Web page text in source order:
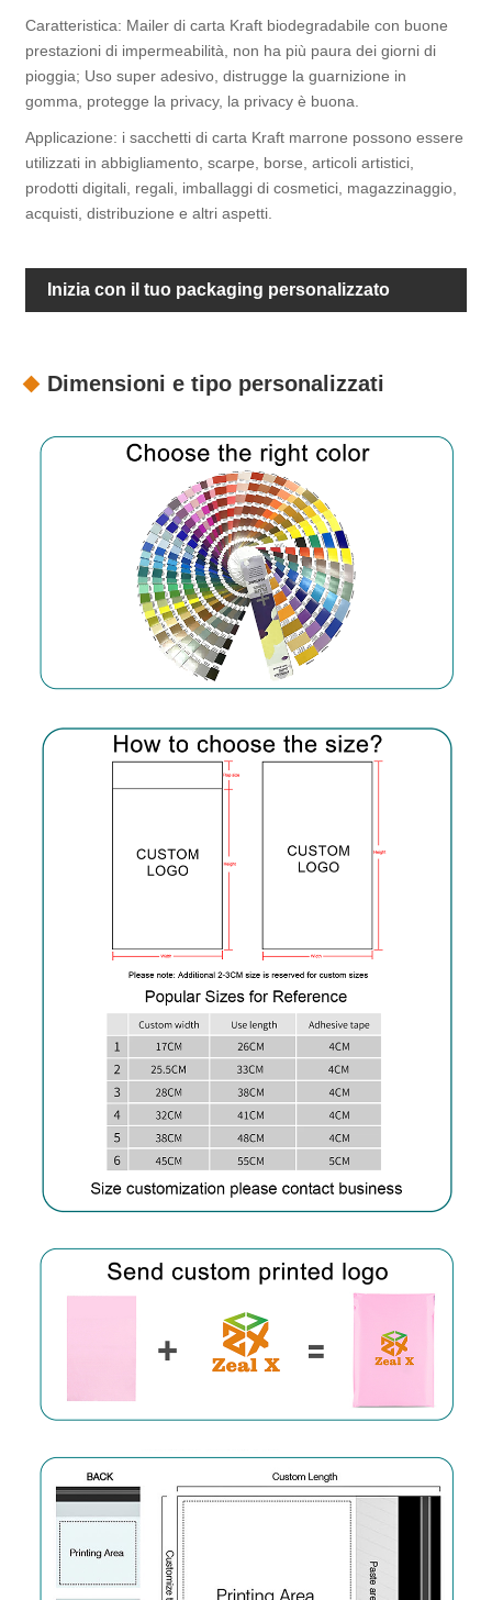
Caratteristica: Mailer di carta Kraft biodegradabile con buone
prestazioni di impermeabilità, non ha più paura dei giorni di
pioggia; Uso super adesivo, distrugge la guarnizione in
gomma, protegge la privacy, la privacy è buona.
Applicazione: i sacchetti di carta Kraft marrone possono essere
utilizzati in abbigliamento, scarpe, borse, articoli artistici,
prodotti digitali, regali, imballaggi di cosmetici, magazzinaggio,
acquisti, distribuzione e altri aspetti.
Inizia con il tuo packaging personalizzato
Dimensioni e tipo personalizzati